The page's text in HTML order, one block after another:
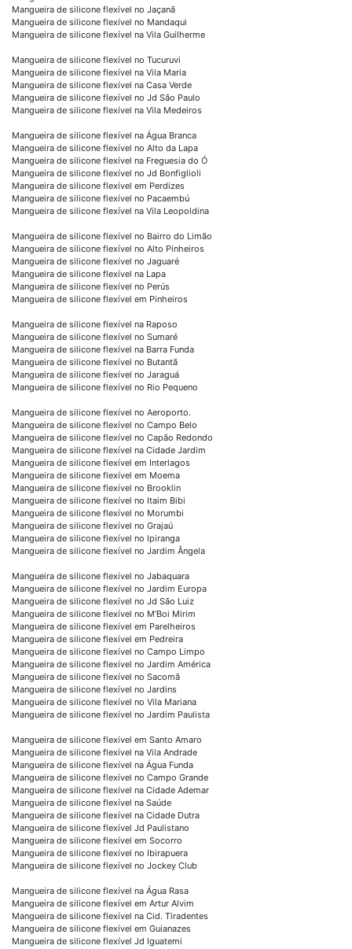
Mangueira de silicone flexível no Jaçanã
Mangueira de silicone flexível no Mandaqui
Mangueira de silicone flexível na Vila Guilherme
Mangueira de silicone flexível no Tucuruvi
Mangueira de silicone flexível na Vila Maria
Mangueira de silicone flexível na Casa Verde
Mangueira de silicone flexível no Jd São Paulo
Mangueira de silicone flexível na Vila Medeiros
Mangueira de silicone flexível na Água Branca
Mangueira de silicone flexível no Alto da Lapa
Mangueira de silicone flexível na Freguesia do Ó
Mangueira de silicone flexível no Jd Bonfiglioli
Mangueira de silicone flexível em Perdizes
Mangueira de silicone flexível no Pacaembú
Mangueira de silicone flexível na Vila Leopoldina
Mangueira de silicone flexível no Bairro do Limão
Mangueira de silicone flexível no Alto Pinheiros
Mangueira de silicone flexível no Jaguaré
Mangueira de silicone flexível na Lapa
Mangueira de silicone flexível no Perús
Mangueira de silicone flexível em Pinheiros
Mangueira de silicone flexível na Raposo
Mangueira de silicone flexível no Sumaré
Mangueira de silicone flexível na Barra Funda
Mangueira de silicone flexível no Butantã
Mangueira de silicone flexível no Jaraguá
Mangueira de silicone flexível no Rio Pequeno
Mangueira de silicone flexível no Aeroporto.
Mangueira de silicone flexível no Campo Belo
Mangueira de silicone flexível no Capão Redondo
Mangueira de silicone flexível na Cidade Jardim
Mangueira de silicone flexível em Interlagos
Mangueira de silicone flexível em Moema
Mangueira de silicone flexível no Brooklin
Mangueira de silicone flexível no Itaim Bibi
Mangueira de silicone flexível no Morumbi
Mangueira de silicone flexível no Grajaú
Mangueira de silicone flexível no Ipiranga
Mangueira de silicone flexível no Jardim Ângela
Mangueira de silicone flexível no Jabaquara
Mangueira de silicone flexível no Jardim Europa
Mangueira de silicone flexível no Jd São Luiz
Mangueira de silicone flexível no M'Boi Mirim
Mangueira de silicone flexível em Parelheiros
Mangueira de silicone flexível em Pedreira
Mangueira de silicone flexível no Campo Limpo
Mangueira de silicone flexível no Jardim América
Mangueira de silicone flexível no Sacomã
Mangueira de silicone flexível no Jardins
Mangueira de silicone flexível no Vila Mariana
Mangueira de silicone flexível no Jardim Paulista
Mangueira de silicone flexível em Santo Amaro
Mangueira de silicone flexível na Vila Andrade
Mangueira de silicone flexível na Água Funda
Mangueira de silicone flexível no Campo Grande
Mangueira de silicone flexível na Cidade Ademar
Mangueira de silicone flexível na Saúde
Mangueira de silicone flexível na Cidade Dutra
Mangueira de silicone flexível Jd Paulistano
Mangueira de silicone flexível em Socorro
Mangueira de silicone flexível no Ibirapuera
Mangueira de silicone flexível no Jockey Club
Mangueira de silicone flexível na Água Rasa
Mangueira de silicone flexível em Artur Alvim
Mangueira de silicone flexível na Cid. Tiradentes
Mangueira de silicone flexível em Guianazes
Mangueira de silicone flexível Jd Iguatemi